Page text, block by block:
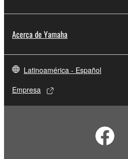
Acerca de Yamaha
Latinoamérica - Español
Empresa